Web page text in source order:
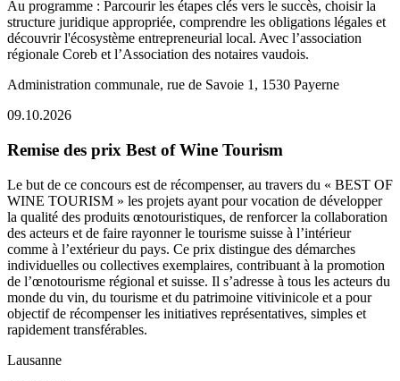
Au programme : Parcourir les étapes clés vers le succès, choisir la
structure juridique appropriée, comprendre les obligations légales et
découvrir l'écosystème entrepreneurial local. Avec l’association
régionale Coreb et l’Association des notaires vaudois.
Administration communale, rue de Savoie 1, 1530 Payerne
09.10.2026
Remise des prix Best of Wine Tourism
Le but de ce concours est de récompenser, au travers du « BEST OF
WINE TOURISM » les projets ayant pour vocation de développer
la qualité des produits œnotouristiques, de renforcer la collaboration
des acteurs et de faire rayonner le tourisme suisse à l’intérieur
comme à l’extérieur du pays. Ce prix distingue des démarches
individuelles ou collectives exemplaires, contribuant à la promotion
de l’œnotourisme régional et suisse. Il s’adresse à tous les acteurs du
monde du vin, du tourisme et du patrimoine vitivinicole et a pour
objectif de récompenser les initiatives représentatives, simples et
rapidement transférables.
Lausanne